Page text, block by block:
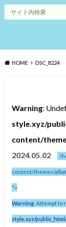
HOME DSC_8224
Warning:
style.xyz/
content/
2024.05.02
/
content/themes/
">
Warning: Attempt to
style.xyz/